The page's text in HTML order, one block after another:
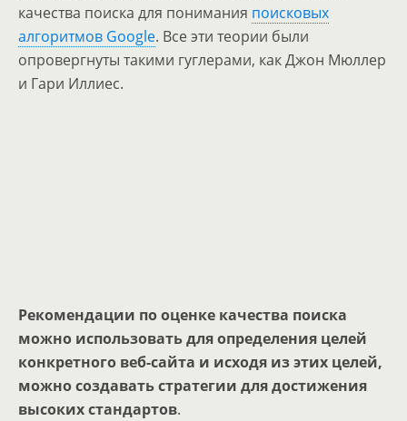
качества поиска для понимания поисковых
алгоритмов Google. Все эти теории были
опровергнуты такими гуглерами, как Джон Мюллер
и Гари Иллиес.
Рекомендации по оценке качества поиска
можно использовать для определения целей
конкретного веб-сайта и исходя из этих целей,
можно создавать стратегии для достижения
высоких стандартов.